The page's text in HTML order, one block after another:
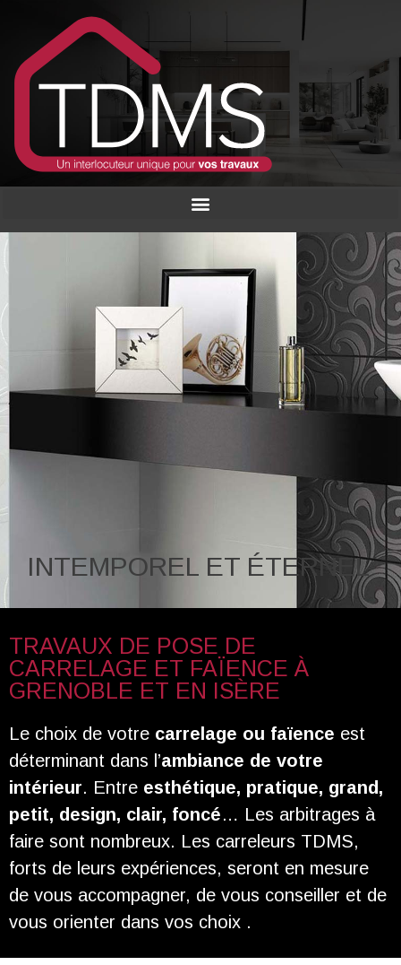
INTEMPOREL ET ÉTERNEL
TRAVAUX DE POSE DE
CARRELAGE ET FAÏENCE À
GRENOBLE ET EN ISÈRE
Le choix de votre carrelage ou faïence est
déterminant dans l’ambiance de votre
intérieur. Entre esthétique, pratique, grand,
petit, design, clair, foncé… Les arbitrages à
faire sont nombreux. Les carreleurs TDMS,
forts de leurs expériences, seront en mesure
de vous accompagner, de vous conseiller et de
vous orienter dans vos choix .